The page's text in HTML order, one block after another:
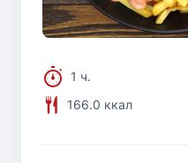
1 ч.
166.0 ккал